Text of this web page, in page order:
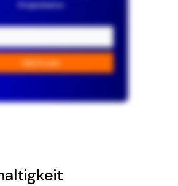
Möglichkeiten
Get it now